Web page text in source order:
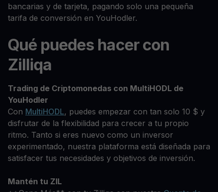
bancarias y de tarjeta, pagando solo una pequeña
tarifa de conversión en YouHodler.
Qué puedes hacer con
Zilliqa
Trading de Criptomonedas con MultiHODL de
YouHodler
Con MultiHODL, puedes empezar con tan solo 10 $ y
disfrutar de la flexibilidad para crecer a tu propio
ritmo. Tanto si eres nuevo como un inversor
experimentado, nuestra plataforma está diseñada para
satisfacer tus necesidades y objetivos de inversión.
Mantén tu ZIL